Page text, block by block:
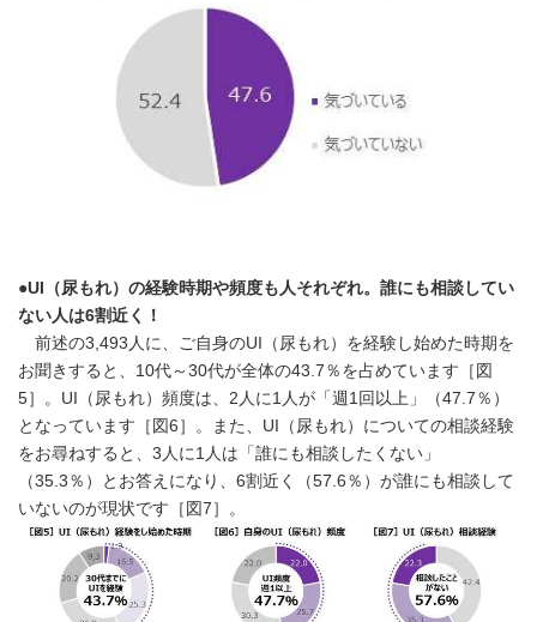
●UI（尿もれ）の経験時期や頻度も人それぞれ。誰にも相談してい
ない人は6割近く！
前述の3,493人に、ご自身のUI（尿もれ）を経験し始めた時期を
お聞きすると、10代～30代が全体の43.7％を占めています［図
5］。UI（尿もれ）頻度は、2人に1人が「週1回以上」（47.7％）
となっています［図6］。また、UI（尿もれ）についての相談経験
をお尋ねすると、3人に1人は「誰にも相談したくない」
（35.3％）とお答えになり、6割近く（57.6％）が誰にも相談して
いないのが現状です［図7］。